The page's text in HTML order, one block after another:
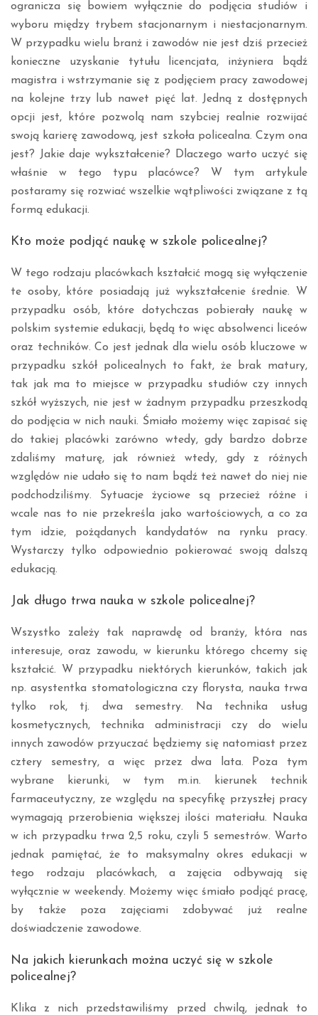
ogranicza się bowiem wyłącznie do podjęcia studiów i
wyboru między trybem stacjonarnym i niestacjonarnym.
W przypadku wielu branż i zawodów nie jest dziś przecież
konieczne uzyskanie tytułu licencjata, inżyniera bądź
magistra i wstrzymanie się z podjęciem pracy zawodowej
na kolejne trzy lub nawet pięć lat. Jedną z dostępnych
opcji jest, które pozwolą nam szybciej realnie rozwijać
swoją karierę zawodową, jest szkoła policealna. Czym ona
jest? Jakie daje wykształcenie? Dlaczego warto uczyć się
właśnie w tego typu placówce? W tym artykule
postaramy się rozwiać wszelkie wątpliwości związane z tą
formą edukacji.
Kto może podjąć naukę w szkole policealnej?
W tego rodzaju placówkach kształcić mogą się wyłączenie
te osoby, które posiadają już wykształcenie średnie. W
przypadku osób, które dotychczas pobierały naukę w
polskim systemie edukacji, będą to więc absolwenci liceów
oraz techników. Co jest jednak dla wielu osób kluczowe w
przypadku szkół policealnych to fakt, że brak matury,
tak jak ma to miejsce w przypadku studiów czy innych
szkół wyższych, nie jest w żadnym przypadku przeszkodą
do podjęcia w nich nauki. Śmiało możemy więc zapisać się
do takiej placówki zarówno wtedy, gdy bardzo dobrze
zdaliśmy maturę, jak również wtedy, gdy z różnych
względów nie udało się to nam bądź też nawet do niej nie
podchodziliśmy. Sytuacje życiowe są przecież różne i
wcale nas to nie przekreśla jako wartościowych, a co za
tym idzie, pożądanych kandydatów na rynku pracy.
Wystarczy tylko odpowiednio pokierować swoją dalszą
edukacją.
Jak długo trwa nauka w szkole policealnej?
Wszystko zależy tak naprawdę od branży, która nas
interesuje, oraz zawodu, w kierunku którego chcemy się
kształcić. W przypadku niektórych kierunków, takich jak
np. asystentka stomatologiczna czy florysta, nauka trwa
tylko rok, tj. dwa semestry. Na technika usług
kosmetycznych, technika administracji czy do wielu
innych zawodów przyuczać będziemy się natomiast przez
cztery semestry, a więc przez dwa lata. Poza tym
wybrane kierunki, w tym m.in. kierunek technik
farmaceutyczny, ze względu na specyfikę przyszłej pracy
wymagają przerobienia większej ilości materiału. Nauka
w ich przypadku trwa 2,5 roku, czyli 5 semestrów. Warto
jednak pamiętać, że to maksymalny okres edukacji w
tego rodzaju placówkach, a zajęcia odbywają się
wyłącznie w weekendy. Możemy więc śmiało podjąć pracę,
by także poza zajęciami zdobywać już realne
doświadczenie zawodowe.
Na jakich kierunkach można uczyć się w szkole
policealnej?
Klika z nich przedstawiliśmy przed chwilą, jednak to